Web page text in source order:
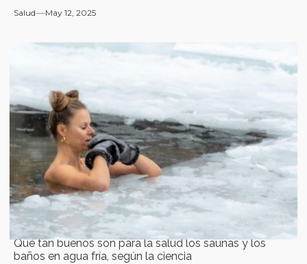
Salud May 12, 2025
Qué tan buenos son para la salud los saunas y los
baños en agua fría, según la ciencia